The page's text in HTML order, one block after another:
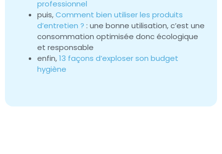
professionnel
puis,Comment bien utiliser les produits
d’entretien ? : une bonne utilisation, c’est une
consommation optimisée donc écologique
et responsable
enfin,13 façons d’exploser son budget
hygiène